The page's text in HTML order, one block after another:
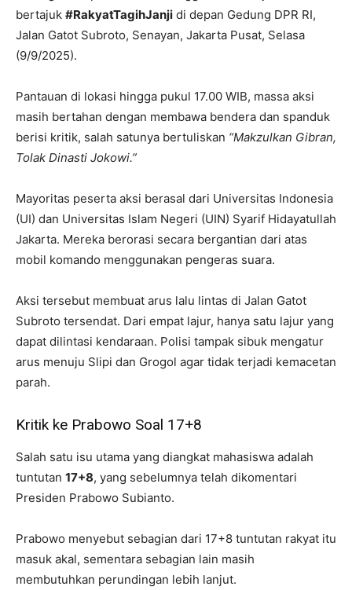
bertajuk #RakyatTagihJanji di depan Gedung DPR RI,
Jalan Gatot Subroto, Senayan, Jakarta Pusat, Selasa
(9/9/2025).
Pantauan di lokasi hingga pukul 17.00 WIB, massa aksi
masih bertahan dengan membawa bendera dan spanduk
berisi kritik, salah satunya bertuliskan “Makzulkan Gibran,
Tolak Dinasti Jokowi.”
Mayoritas peserta aksi berasal dari Universitas Indonesia
(UI) dan Universitas Islam Negeri (UIN) Syarif Hidayatullah
Jakarta. Mereka berorasi secara bergantian dari atas
mobil komando menggunakan pengeras suara.
Aksi tersebut membuat arus lalu lintas di Jalan Gatot
Subroto tersendat. Dari empat lajur, hanya satu lajur yang
dapat dilintasi kendaraan. Polisi tampak sibuk mengatur
arus menuju Slipi dan Grogol agar tidak terjadi kemacetan
parah.
Kritik ke Prabowo Soal 17+8
Salah satu isu utama yang diangkat mahasiswa adalah
tuntutan 17+8, yang sebelumnya telah dikomentari
Presiden Prabowo Subianto.
Prabowo menyebut sebagian dari 17+8 tuntutan rakyat itu
masuk akal, sementara sebagian lain masih
membutuhkan perundingan lebih lanjut.